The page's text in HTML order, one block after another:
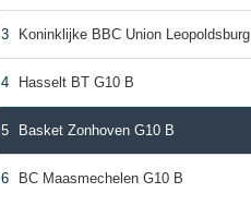
3 Koninklijke BBC Union
4 Hasselt BT G10 B
5 Basket Zonhoven G10 B
6 BC Maasmechelen G10 B